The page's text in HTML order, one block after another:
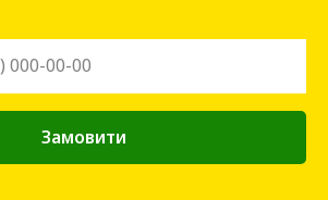
Замовити